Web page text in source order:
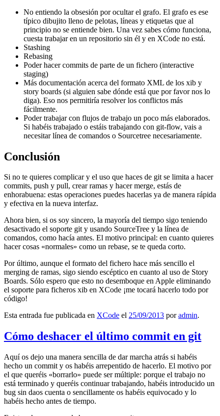
No entiendo la obsesión por ocultar el grafo. El grafo es ese
típico dibujito lleno de pelotas, líneas y etiquetas que al
principio no se entiende bien. Una vez sabes cómo funciona,
cuesta trabajar en un repositorio sin él y en XCode no está.
Stashing
Rebasing
Poder hacer commits de parte de un fichero (interactive
staging)
Más documentación acerca del formato XML de los xib y
story boards (si alguien sabe dónde está que por favor nos lo
diga). Eso nos permitiría resolver los conflictos más
fácilmente.
Poder trabajar con flujos de trabajo un poco más elaborados.
Si habéis trabajado o estáis trabajando con git-flow, vais a
necesitar línea de comandos o Sourcetree necesariamente.
Conclusión
Si no te quieres complicar y el uso que haces de git se limita a hacer
commits, push y pull, crear ramas y hacer merge, estás de
enhorabuena: estas operaciones puedes hacerlas ya de manera rápida
y efectiva en la nueva interfaz.
Ahora bien, si os soy sincero, la mayoría del tiempo sigo teniendo
desactivado el soporte git y usando SourceTree y la línea de
comandos, como hacía antes. El motivo principal: en cuanto quieres
hacer cosas «normales» como un rebase, se te queda corto.
Por último, aunque el formato del fichero hace más sencillo el
merging de ramas, sigo siendo escéptico en cuanto al uso de Story
Boards. Sólo espero que esto no desemboque en Apple eliminando
el soporte para ficheros xib en XCode ¡me tocará hacerlo todo por
código!
Esta entrada fue publicada en XCode el 25/09/2013 poradmin.
Cómo deshacer el último commit en git
Aquí os dejo una manera sencilla de dar marcha atrás si habéis
hecho un commit y os habéis arrepentido de hacerlo. El motivo por
el que queréis «borrarlo» puede ser múltiple: porque el trabajo no
está terminado y queréis continuar trabajando, habéis introducido un
bug sin daos cuenta o sencillamente os habéis equivocado y lo
habéis hecho antes de tiempo.